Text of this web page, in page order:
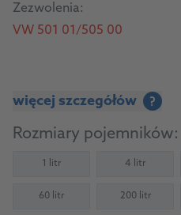
Zezwolenia:
VW 501 01/505 00
więcej szczegółów ?
Rozmiary pojemników:
1 litr 4 litr
60 litr 200 litr